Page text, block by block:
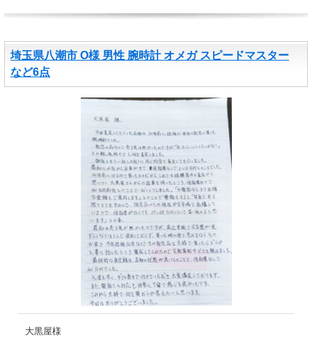
埼玉県八潮市 O様 男性 腕時計 オメガ スピードマスター
など6点
大黒屋様